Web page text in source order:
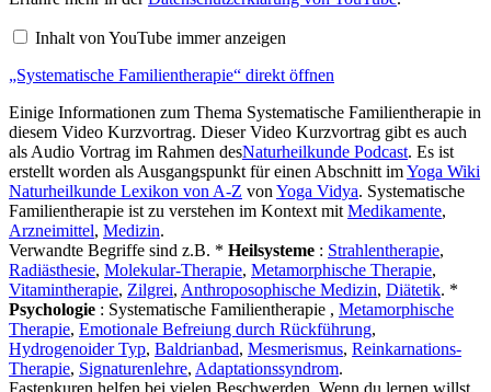
von
anzeigen
Inhalt von YouTube immer anzeigen
„Systematische Familientherapie“ direkt öffnen
Einige Informationen zum Thema Systematische Familientherapie in
diesem Video Kurzvortrag. Dieser Video Kurzvortrag gibt es auch
als Audio Vortrag im Rahmen desNaturheilkunde Podcast. Es ist
erstellt worden als Ausgangspunkt für einen Abschnitt imYoga Wiki
Naturheilkunde Lexikon von A-Z von Yoga Vidya. Systematische
Familientherapie ist zu verstehen im Kontext mit Medikamente,
Arzneimittel, Medizin.
Verwandte Begriffe sind z.B. * Heilsysteme : Strahlentherapie,
Radiästhesie, Molekular-Therapie, Metamorphische Therapie,
Vitamintherapie, Zilgrei, Anthroposophische Medizin, Diätetik. *
Psychologie : Systematische Familientherapie , Metamorphische
Therapie, Emotionale Befreiung durch Rückführung,
Hydrogenoider Typ, Baldrianbad, Mesmerismus, Reinkarnations-
Therapie, Signaturenlehre, Adaptationssyndrom.
Fastenkuren helfen bei vielen Beschwerden. Wenn du lernen willst,